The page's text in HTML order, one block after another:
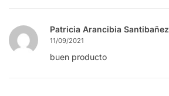
Patricia Arancibia Santibañez
11/09/2021
buen producto